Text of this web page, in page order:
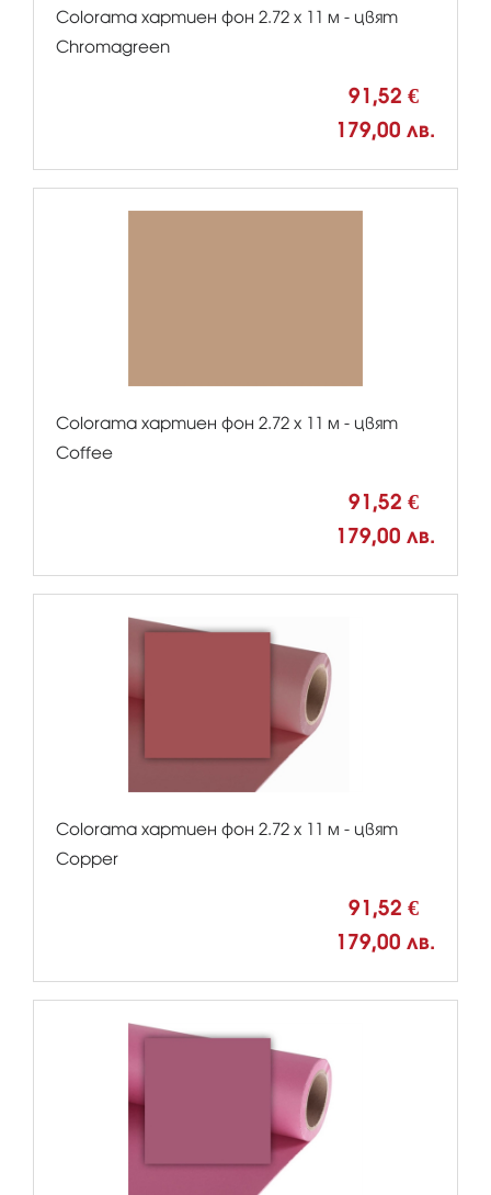
Colorama хартиен фон 2.72 x 11 м - цвят
Chromagreen
91,52 €
179,00 лв.
Colorama хартиен фон 2.72 x 11 м - цвят
Coffee
91,52 €
179,00 лв.
Colorama хартиен фон 2.72 x 11 м - цвят
Copper
91,52 €
179,00 лв.